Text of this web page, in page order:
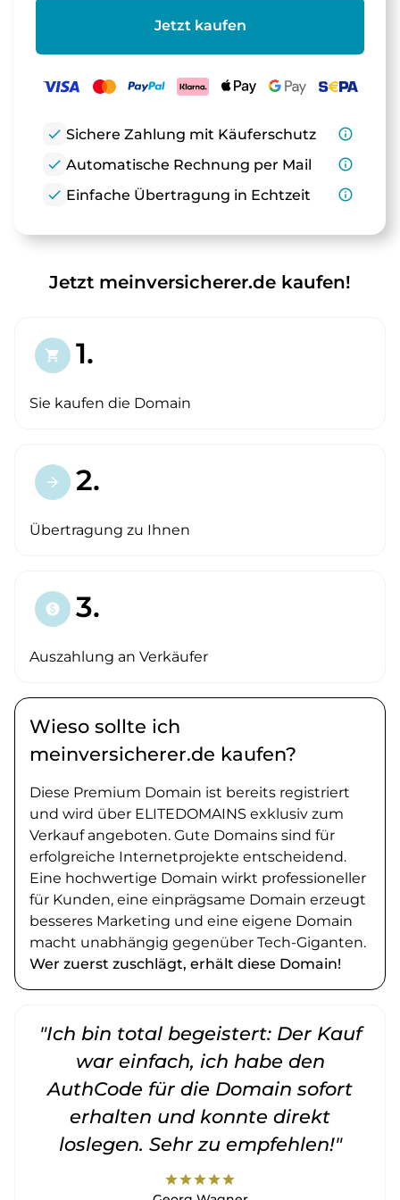
Jetzt kaufen
check Sichere Zahlung mit Käuferschutz
info_outline
check Automatische Rechnung per Mail
info_outline
check Einfache Übertragung in Echtzeit info_outline
Jetzt meinversicherer.de kaufen!
shopping_cart 1.
Sie kaufen die Domain
arrow_forward 2.
Übertragung zu Ihnen
paid 3.
Auszahlung an Verkäufer
Wieso sollte ich
meinversicherer.de kaufen?
Diese Premium Domain ist bereits registriert
und wird über ELITEDOMAINS exklusiv zum
Verkauf angeboten. Gute Domains sind für
erfolgreiche Internetprojekte entscheidend.
Eine hochwertige Domain wirkt professioneller
für Kunden, eine einprägsame Domain erzeugt
besseres Marketing und eine eigene Domain
macht unabhängig gegenüber Tech-Giganten.
Wer zuerst zuschlägt, erhält diese Domain!
"Ich bin total begeistert: Der Kauf
war einfach, ich habe den
AuthCode für die Domain sofort
erhalten und konnte direkt
loslegen. Sehr zu empfehlen!"
starstarstarstarstar